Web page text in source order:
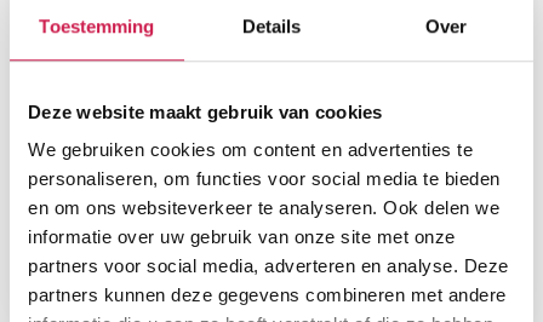
Toestemming Details Over
Deze website maakt gebruik van cookies
We gebruiken cookies om content en advertenties te
personaliseren, om functies voor social media te bieden
en om ons websiteverkeer te analyseren. Ook delen we
informatie over uw gebruik van onze site met onze
partners voor social media, adverteren en analyse. Deze
partners kunnen deze gegevens combineren met andere